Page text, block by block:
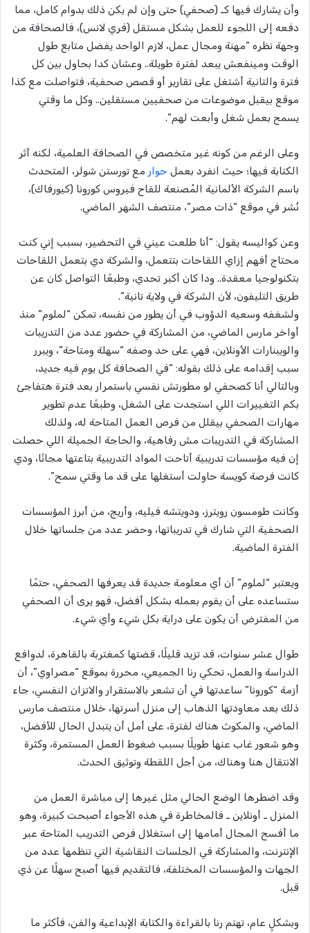
وأن يشارك فيها كـ (صحفي) حتى وإن لم يكن ذلك بدوام كامل، مما
دفعه إلى اللجوء للعمل بشكل مستقل (فري لانس)، فالصحافة من
وجهة نظره “مهنة ومجال عمل، لازم الواحد يفضل متابع طول
الوقت ومينفعش يبعد لفترة طويلة.. وعشان كدا بحاول بين كل
فترة والتانية أشتغل على تقارير أو قصص صحفية، فتواصلت مع كذا
موقع بيقبل موضوعات من صحفيين مستقلين.. وكل ما وقتي
يسمح بعمل شغل وأبعت لهم”.
وعلى الرغم من كونه غير متخصص في الصحافة العلمية، لكنه آثر
الكتابة فيها؛ حيث انفرد بعمل حوار مع تورستن شولر، المتحدث
باسم الشركة الألمانية المُصنعة للقاح فيروس كورونا (كيورفاك)،
نُشر في موقع “ذات مصر”، منتصف الشهر الماضي.
وعن كواليسه يقول: “أنا طلعت عيني في التحضير، بسبب إني كنت
محتاج أفهم إزاي اللقاحات بتتعمل، والشركة دي بتعمل اللقاحات
بتكنولوجيا معقدة.. ودا كان أكبر تحدي، وطبعًا التواصل كان عن
طريق التليفون، لأن الشركة في ولاية تانية”.
ولشغفه وسعيه الدؤوب في أن يطور من نفسه، تمكن “لملوم” منذ
أواخر مارس الماضي، من المشاركة في حضور عدد من التدريبات
والويبنارات الأونلاين، فهي على حد وصفه “سهلة ومتاحة”، ويبرر
سبب إقدامه على ذلك بقوله: “في الصحافة كل يوم فيه جديد،
وبالتالي أنا كصحفي لو مطورتش نفسي باستمرار بعد فترة هتفاجئ
بكم التغييرات اللي استجدت على الشغل، وطبعًا عدم تطوير
مهارات الصحفي بيقلل من فرص العمل المتاحة له، ولذلك
المشاركة في التدريبات مش رفاهية، والحاجة الجميلة اللي حصلت
إن فيه مؤسسات تدريبية أتاحت المواد التدريبية بتاعتها مجانًا، ودي
كانت فرصة كويسة حاولت أستغلها على قد ما وقتي سمح”.
وكانت طومسون رويترز، ودويتشه فيليه، وأريج، من أبرز المؤسسات
الصحفية التي شارك في تدريباتها، وحضر عدد من جلساتها خلال
الفترة الماضية.
ويعتبر “لملوم” أن أي معلومة جديدة قد يعرفها الصحفي، حتمًا
ستساعده على أن يقوم بعمله بشكل أفضل، فهو يرى أن الصحفي
من المفترض أن يكون على دراية بكل شيء وأي شيء.
طوال عشر سنوات، قد تزيد قليلًا، قضتها كمغتربة بالقاهرة، لدوافع
الدراسة والعمل، تحكي رنا الجميعي، محررة بموقع “مصراوي”، أن
أزمة “كورونا” ساعدتها في أن تشعر بالاستقرار والاتزان النفسي، جاء
ذلك بعد معاودتها الذهاب إلى منزل أسرتها، خلال منتصف مارس
الماضي، والمكوث هناك لفترة، على أمل أن يتبدل الحال للأفضل،
وهو شعور غاب عنها طويلًا بسبب ضغوط العمل المستمرة، وكثرة
الانتقال هنا وهناك، من أجل اللقطة وتوثيق الحدث.
وقد اضطرها الوضع الحالي مثل غيرها إلى مباشرة العمل من
المنزل ـ أونلاين ـ فالمخاطرة في هذه الأجواء أصبحت كبيرة، وهو
ما أفسح المجال أمامها إلى استغلال فرص التدريب المتاحة عبر
الإنترنت، والمشاركة في الجلسات النقاشية التي تنظمها عدد من
الجهات والمؤسسات المختلفة، فالتقديم فيها أصبح سهلًا عن ذي
قبل.
وبشكلٍ عام، تهتم رنا بالقراءة والكتابة الإبداعية والفن، فأكثر ما